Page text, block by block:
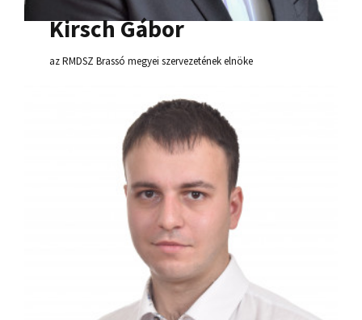
Kirsch Gábor
az RMDSZ Brassó megyei szervezetének elnöke